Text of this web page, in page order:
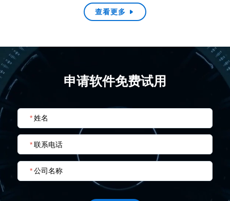
查看更多 
申请软件免费试用
* 姓名
* 联系电话
* 公司名称